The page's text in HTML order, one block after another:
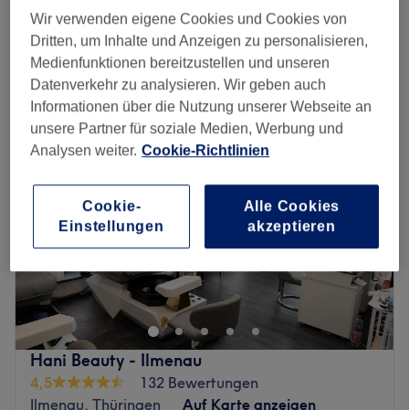
20 Min.
Schnellansicht Saloninfos
Montag 08:30–14:00
Dienstag
12:00–18:00
Mittwoch
08:30– 14:00
Donnerstag
Sonntag
Geschlossen
Entspannung, moderne Kosmetik und individuelle
Schönheit im Mittelpunkt stehen. Das Studio bietet ein
vielseitiges Angebot an professionellen Beauty-
Behandlungen, darunter Microneedling, Aquafacial, CC
Eye, Wimpernlifting, Browlifting sowie klassische
Gesichtsbehandlungen. Dabei steht nicht die
Hani Beauty - Ilmenau
4,5
132 Bewertungen
Ilmenau, Thüringen
Auf Karte anzeigen
Wir verwenden eigene Cookies und Cookies von
Dritten, um Inhalte und Anzeigen zu personalisieren,
Medienfunktionen bereitzustellen und unseren
Datenverkehr zu analysieren. Wir geben auch
Informationen über die Nutzung unserer Webseite an
unsere Partner für soziale Medien, Werbung und
Analysen weiter. Cookie-Richtlinien
Cookie-
Einstellungen
Alle Cookies
akzeptieren